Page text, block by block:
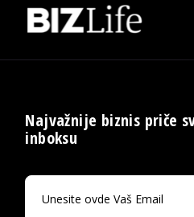
Najvažnije biznis priče
inboksu